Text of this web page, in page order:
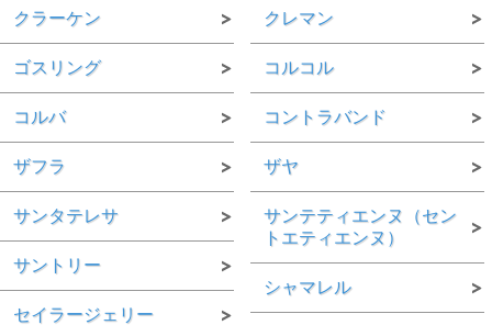
クラーケン
ゴスリング
コルバ
ザフラ
サンタテレサ
サントリー
セイラージェリー
クレマン
コルコル
コントラバンド
ザヤ
サンテティエンヌ（セン
トエティエンヌ）
シャマレル